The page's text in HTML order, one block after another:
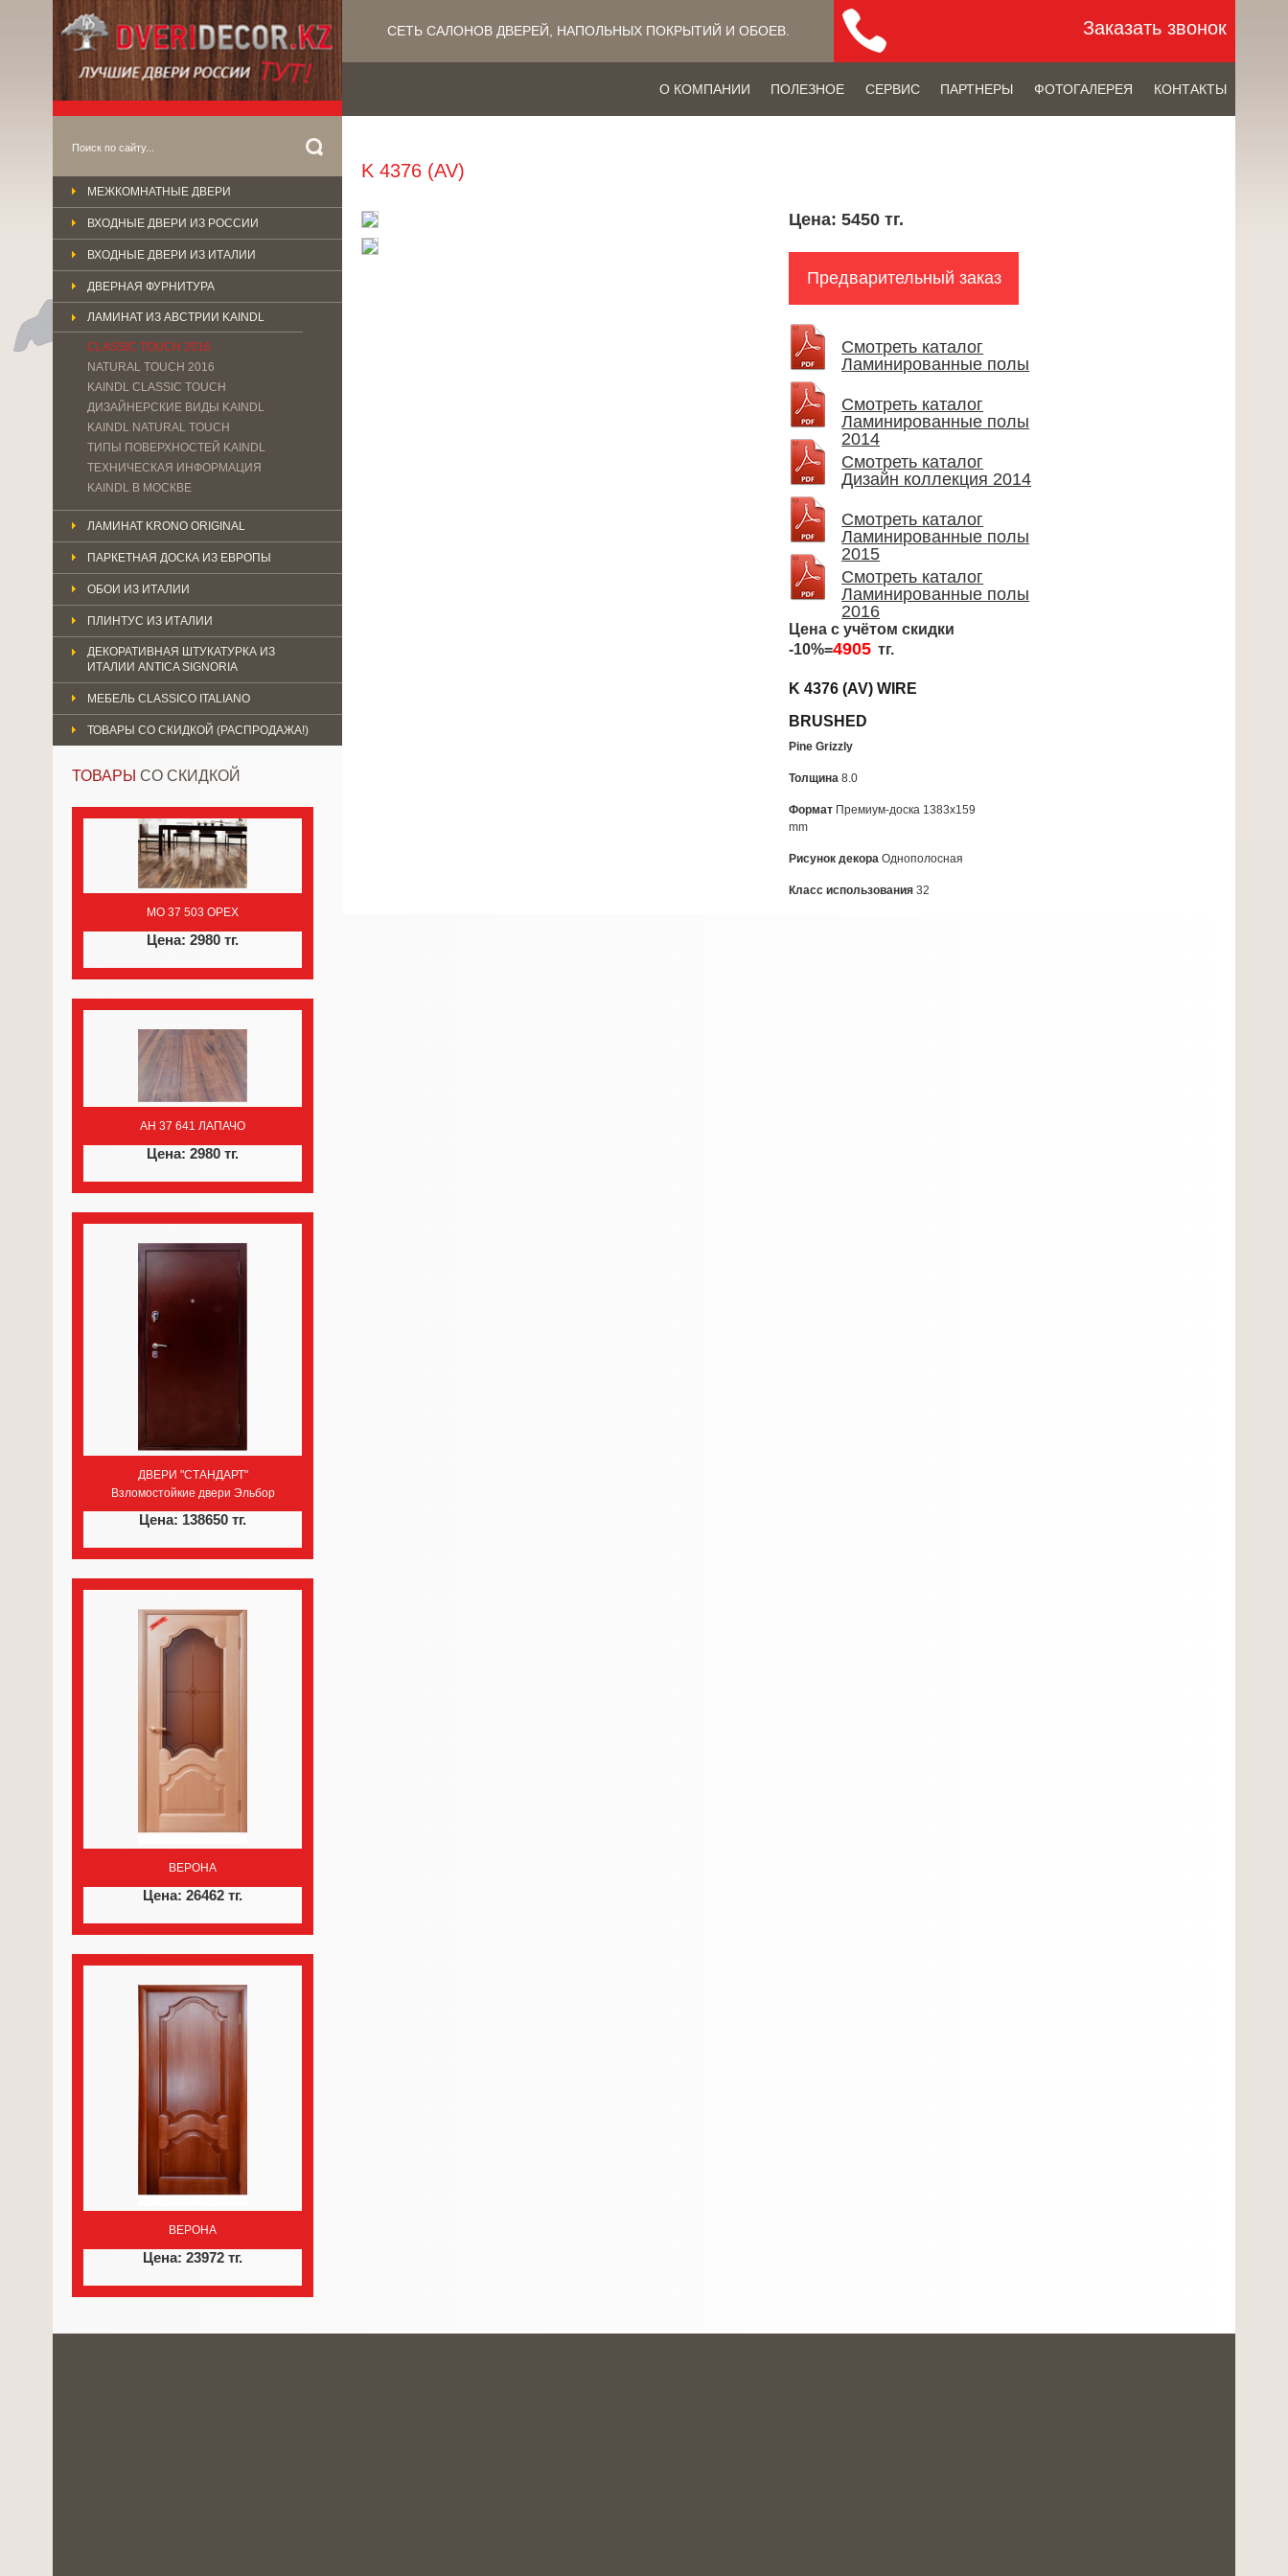
СЕТЬ САЛОНОВ ДВЕРЕЙ, НАПОЛЬНЫХ ПОКРЫТИЙ​ И ОБОЕВ. Заказать звонок
О КОМПАНИИ ПОЛЕЗНОЕ СЕРВИС ПАРТНЕРЫ ФОТОГАЛЕРЕЯ КОНТАКТЫ
МЕЖКОМНАТНЫЕ ДВЕРИ
ВХОДНЫЕ ДВЕРИ ИЗ РОССИИ
ВХОДНЫЕ ДВЕРИ ИЗ ИТАЛИИ
ДВЕРНАЯ ФУРНИТУРА
ЛАМИНАТ ИЗ АВСТРИИ KAINDL
CLASSIC TOUCH 2016
NATURAL TOUCH 2016
KAINDL CLASSIС TOUCH
ДИЗАЙНЕРСКИЕ ВИДЫ KAINDL
KAINDL NATURAL TOUCH
ТИПЫ ПОВЕРХНОСТЕЙ KAINDL
ТЕХНИЧЕСКАЯ ИНФОРМАЦИЯ
KAINDL В МОСКВЕ
ЛАМИНАТ KRONO ORIGINAL
ПАРКЕТНАЯ ДОСКА ИЗ ЕВРОПЫ
ОБОИ ИЗ ИТАЛИИ
ПЛИНТУС ИЗ ИТАЛИИ
ДЕКОРАТИВНАЯ ШТУКАТУРКА ИЗ
ИТАЛИИ ANTICA SIGNORIA
МЕБЕЛЬ CLASSICO ITALIANO
ТОВАРЫ СО СКИДКОЙ (РАСПРОДАЖА!)
ТОВАРЫ СО СКИДКОЙ
MO 37 503 ОРЕХ
Цена: 2980 тг.
AH 37 641 ЛАПАЧО
Цена: 2980 тг.
ДВЕРИ "СТАНДАРТ"
Взломостойкие двери Эльбор
Цена: 138650 тг.
ВЕРОНА
Цена: 26462 тг.
ВЕРОНА
Цена: 23972 тг.
K 4376 (AV)
Цена:5450 тг.
Предварительный заказ
Смотреть каталог
Ламинированные полы
Смотреть каталог
Ламинированные полы
2014
Смотреть каталог
Дизайн коллекция 2014
Смотреть каталог
Ламинированные полы
2015
Смотреть каталог
Ламинированные полы
2016
Цена с учётом скидки
-10%=4905 тг.
K 4376 (AV) WIRE
BRUSHED
Pine Grizzly
Толщина 8.0
Формат Премиум-доска 1383x159
mm
Рисунок декора Однополосная
Класс использования 32